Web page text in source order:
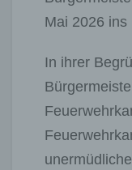
Mai 2026 ins
In ihrer